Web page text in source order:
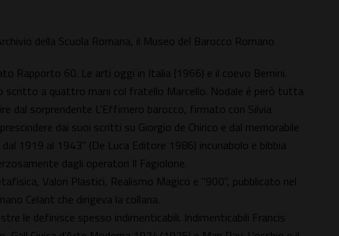
della Scuola Romana, il Museo del Barocco Romano
Rapporto 60. Le arti oggi in Italia (1966) e il coevo Bernini.
scritto a quattro mani col fratello Marcello. Nodale è però tutta
dal sorprendente L'Effimero barocco, firmato con Silvia
dai suoi scritti su Giorgio de Chirico e dal memorabile
1919 al 1943" (De Luca Editore 1986) incunabolo e bibbia
dagli operatori Il Fagiolone.
Valori Plastici, Realismo Magico e "900", pubblicato nel
Celant che dirigeva la collana.
le definisce spesso indimenticabili. Indimenticabili Francis